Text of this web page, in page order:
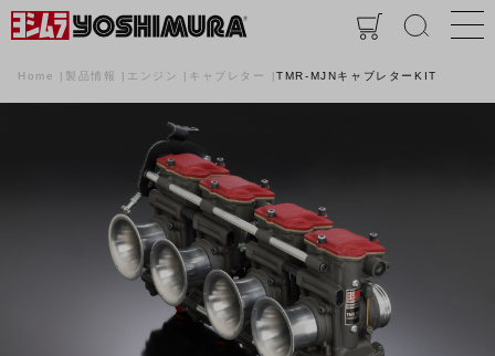
Home 製品情報 エンジン キャブレター TMR-MJNキャブレターKIT